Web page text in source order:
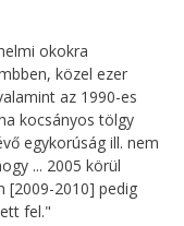
okokra
közel ezer
az 1990-es
kocsányos tölgy
egykorúság ill. nem
... 2005 körül
[2009-2010] pedig
fel."